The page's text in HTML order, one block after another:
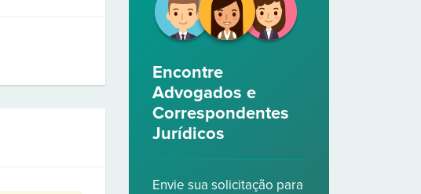
Encontre
Advogados e
Correspondentes
Jurídicos
Envie sua solicitação para